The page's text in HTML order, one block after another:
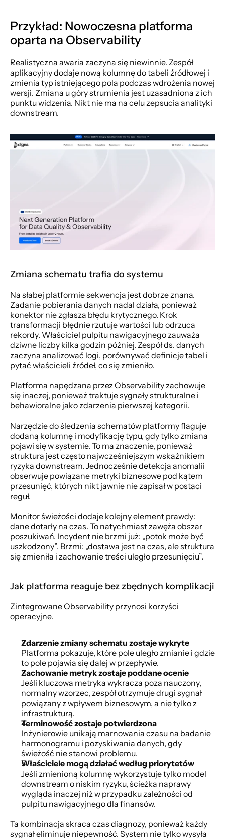
Przykład: Nowoczesna platforma
oparta na Observability
Realistyczna awaria zaczyna się niewinnie. Zespół
aplikacyjny dodaje nową kolumnę do tabeli źródłowej i
zmienia typ istniejącego pola podczas wdrożenia nowej
wersji. Zmiana u góry strumienia jest uzasadniona z ich
punktu widzenia. Nikt nie ma na celu zepsucia analityki
downstream.
Zmiana schematu trafia do systemu
Na słabej platformie sekwencja jest dobrze znana.
Zadanie pobierania danych nadal działa, ponieważ
konektor nie zgłasza błędu krytycznego. Krok
transformacji błędnie rzutuje wartości lub odrzuca
rekordy. Właściciel pulpitu nawigacyjnego zauważa
dziwne liczby kilka godzin później. Zespół ds. danych
zaczyna analizować logi, porównywać definicje tabel i
pytać właścicieli źródeł, co się zmieniło.
Platforma napędzana przez Observability zachowuje
się inaczej, ponieważ traktuje sygnały strukturalne i
behawioralne jako zdarzenia pierwszej kategorii.
Narzędzie do śledzenia schematów platformy flaguje
dodaną kolumnę i modyfikację typu, gdy tylko zmiana
pojawi się w systemie. To ma znaczenie, ponieważ
struktura jest często najwcześniejszym wskaźnikiem
ryzyka downstream. Jednocześnie detekcja anomalii
obserwuje powiązane metryki biznesowe pod kątem
przesunięć, których nikt jawnie nie zapisał w postaci
reguł.
Monitor świeżości dodaje kolejny element prawdy:
dane dotarły na czas. To natychmiast zawęża obszar
poszukiwań. Incydent nie brzmi już: „potok może być
uszkodzony”. Brzmi: „dostawa jest na czas, ale struktura
się zmieniła i zachowanie treści uległo przesunięciu”.
Jak platforma reaguje bez zbędnych komplikacji
Zintegrowane Observability przynosi korzyści
operacyjne.
Zdarzenie zmiany schematu zostaje wykryte
Platforma pokazuje, które pole uległo zmianie i gdzie
to pole pojawia się dalej w przepływie.
Zachowanie metryk zostaje poddane ocenie
Jeśli kluczowa metryka wykracza poza nauczony,
normalny wzorzec, zespół otrzymuje drugi sygnał
powiązany z wpływem biznesowym, a nie tylko z
infrastrukturą.
Terminowość zostaje potwierdzona
Inżynierowie unikają marnowania czasu na badanie
harmonogramu i pozyskiwania danych, gdy
świeżość nie stanowi problemu.
Właściciele mogą działać według priorytetów
Jeśli zmienioną kolumnę wykorzystuje tylko model
downstream o niskim ryzyku, ścieżka naprawy
wygląda inaczej niż w przypadku zależności od
pulpitu nawigacyjnego dla finansów.
Ta kombinacja skraca czas diagnozy, ponieważ każdy
sygnał eliminuje niepewność. System nie tylko wysyła